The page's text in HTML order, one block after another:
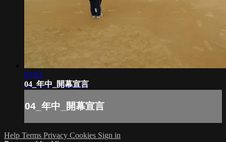
01:03
04_年中_開幕宣言
04_年中_開幕宣言
Help Terms Privacy Cookies Sign in